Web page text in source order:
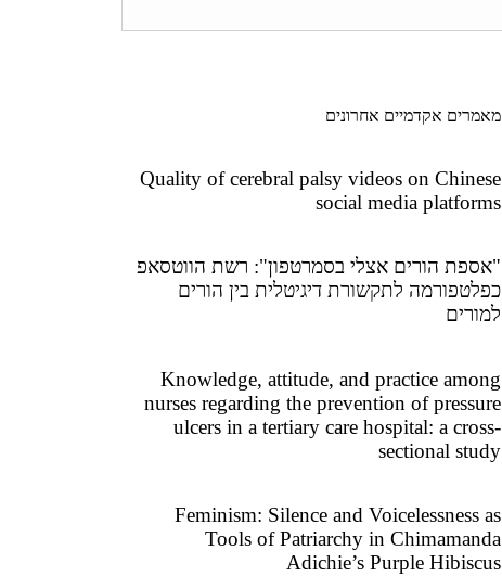
מאמרים אקדמיים אחרונים
Quality of cerebral palsy videos on Chinese
social media platforms
"אספת הורים אצלי בסמרטפון": רשת הווטסאפ
כפלטפורמה לתקשורת דיגיטלית בין הורים
למורים
Knowledge, attitude, and practice among
nurses regarding the prevention of pressure
ulcers in a tertiary care hospital: a cross-
sectional study
Feminism: Silence and Voicelessness as
Tools of Patriarchy in Chimamanda
Adichie’s Purple Hibiscus